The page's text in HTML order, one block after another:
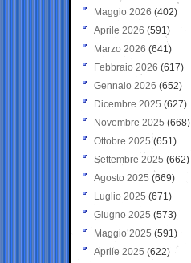
Maggio 2026 (402)
Aprile 2026 (591)
Marzo 2026 (641)
Febbraio 2026 (617)
Gennaio 2026 (652)
Dicembre 2025 (627)
Novembre 2025 (668)
Ottobre 2025 (651)
Settembre 2025 (662)
Agosto 2025 (669)
Luglio 2025 (671)
Giugno 2025 (573)
Maggio 2025 (591)
Aprile 2025 (622)